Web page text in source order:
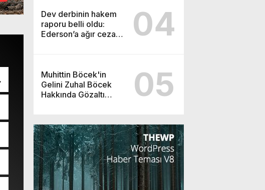
Dev derbinin hakem
raporu belli oldu:
Ederson’a ağır ceza
04
Muhittin Böcek'in
Gelini Zuhal Böcek
Hakkında Gözaltı
05